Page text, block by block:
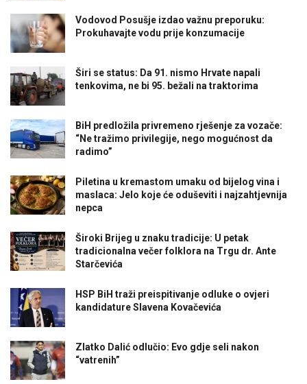
Vodovod Posušje izdao važnu preporuku:
Prokuhavajte vodu prije konzumacije
Širi se status: Da 91. nismo Hrvate napali
tenkovima, ne bi 95. bežali na traktorima
BiH predložila privremeno rješenje za vozače:
“Ne tražimo privilegije, nego mogućnost da
radimo”
Piletina u kremastom umaku od bijelog vina i
maslaca: Jelo koje će oduševiti i najzahtjevnija
nepca
Široki Brijeg u znaku tradicije: U petak
tradicionalna večer folklora na Trgu dr. Ante
Starčevića
HSP BiH traži preispitivanje odluke o ovjeri
kandidature Slavena Kovačevića
Zlatko Dalić odlučio: Evo gdje seli nakon
“vatrenih”